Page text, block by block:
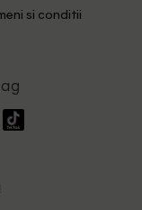
si conditii